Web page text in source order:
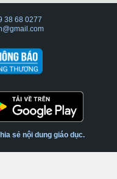
38 68 0277
sẻ nội dung giáo dục.